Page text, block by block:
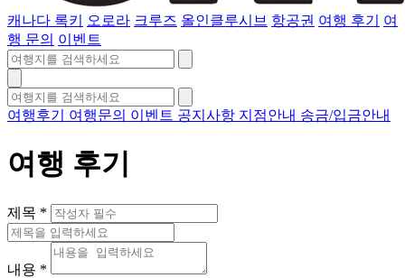
캐나다 록키 오로라 크루즈 올인클루시브 항공권 여행 후기
여
행 문의 이벤트
여행후기 여행문의 이벤트 공지사항 지점안내 송금/입금안내
여행 후기
제목 *
내용 *